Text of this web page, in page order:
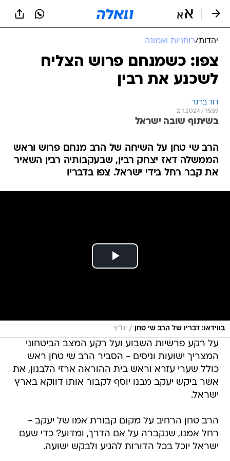
יהדות/רוחניות ואמונה
צפו: כשמנחם פרוש הצליח
לשכנע את רבין
דוד ברגר
2.1.2024 / 15:59
בשיתוף שובה ישראל
הרב שי טחן על השיחה של הרב מנחם פרוש וראש
הממשלה דאז יצחק רבין, שבעקבותיה רבין השאיר
את קבר רחל בידי ישראל. צפו בדבריו
בווידאו: דבריו של הרב שי טחן / יח"צ
על רקע פרשיות השבוע ועל רקע המצב הביטחוני
המצריך ישועות וניסים - הסביר הרב שי טחן ראש
כולל שערי עזרא וראש בית ההוראה ארזי הלבנון, את
אשר ביקש יעקב מבנו יוסף לקבור אותו דווקא בארץ
ישראל.
הרב טחן הרחיב על מקום קבורת אמו של יעקב -
רחל אמנו, שנקברה על אם הדרך, ומדוע? כדי שעם
ישראל יוכל בכל הדורות להגיע ולבקש ישועה.